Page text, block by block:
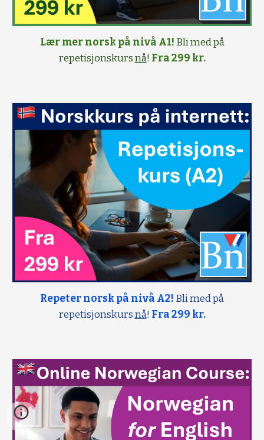
Lær mer norsk på nivå A1! Bli med på
repetisjonskursnå! Fra 299 kr.
Repeter norsk på nivå A2! Bli med på
repetisjonskursnå! Fra 299 kr.